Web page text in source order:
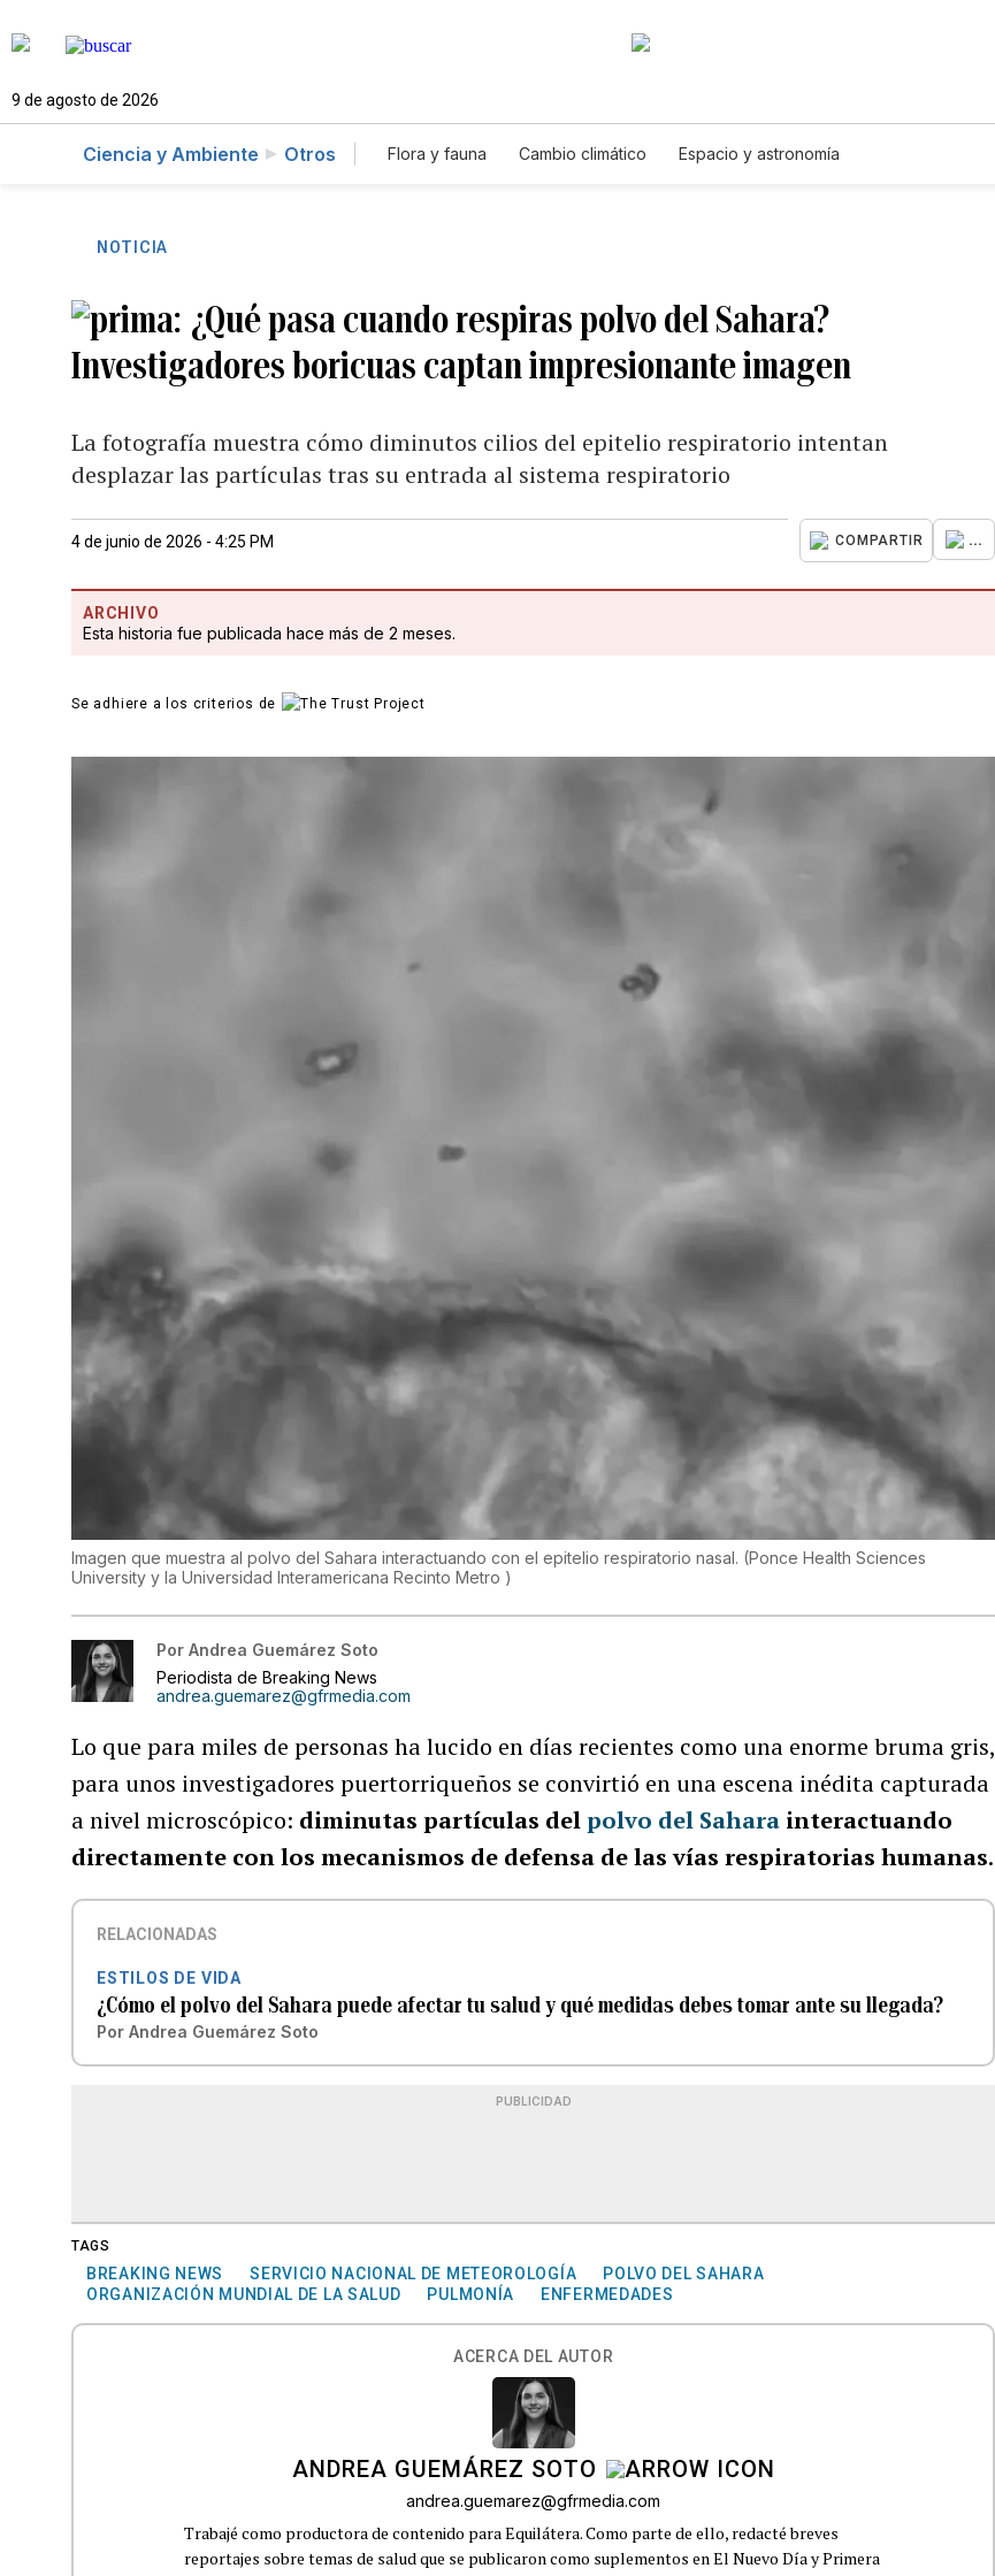
9 de agosto de 2026
Ciencia y Ambiente Otros Flora y fauna Cambio climático Espacio y astronomía
NOTICIA
¿Qué pasa cuando respiras polvo del Sahara?
Investigadores boricuas captan impresionante imagen
La fotografía muestra cómo diminutos cilios del epitelio respiratorio intentan
desplazar las partículas tras su entrada al sistema respiratorio
4 de junio de 2026 - 4:25 PM COMPARTIR ...
ARCHIVO
Esta historia fue publicada hace más de 2 meses.
Se adhiere a los criterios de
Imagen que muestra al polvo del Sahara interactuando con el epitelio respiratorio nasal. (Ponce Health Sciences
University y la Universidad Interamericana Recinto Metro )
Por Andrea Guemárez Soto
Periodista de Breaking News
andrea.guemarez@gfrmedia.com
Lo que para miles de personas ha lucido en días recientes como una enorme bruma gris,
para unos investigadores puertorriqueños se convirtió en una escena inédita capturada
a nivel microscópico: diminutas partículas delpolvo del Sahara interactuando
directamente con los mecanismos de defensa de las vías respiratorias humanas.
RELACIONADAS
ESTILOS DE VIDA
¿Cómo el polvo del Sahara puede afectar tu salud y qué medidas debes tomar ante su llegada?
Por Andrea Guemárez Soto
PUBLICIDAD
TAGS
BREAKING NEWS SERVICIO NACIONAL DE METEOROLOGÍA
POLVO DEL SAHARA
ORGANIZACIÓN MUNDIAL DE LA SALUD
PULMONÍA ENFERMEDADES
ACERCA DEL AUTOR
ANDREA GUEMÁREZ SOTO
andrea.guemarez@gfrmedia.com
Trabajé como productora de contenido para Equilátera. Como parte de ello, redacté breves
reportajes sobre temas de salud que se publicaron como suplementos en El Nuevo Día y Primera